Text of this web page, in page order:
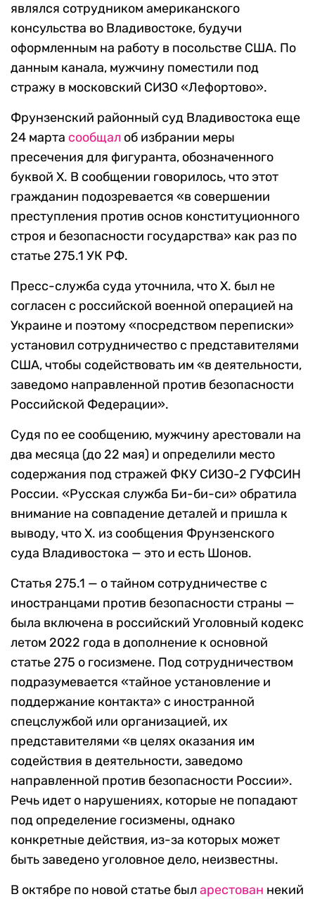
являлся сотрудником американского
консульства во Владивостоке, будучи
оформленным на работу в посольстве США. По
данным канала, мужчину поместили под
стражу в московский СИЗО «Лефортово».
Фрунзенский районный суд Владивостока еще
24 марта сообщал об избрании меры
пресечения для фигуранта, обозначенного
буквой Х. В сообщении говорилось, что этот
гражданин подозревается «в совершении
преступления против основ конституционного
строя и безопасности государства» как раз по
статье 275.1 УК РФ.
Пресс-служба суда уточнила, что Х. был не
согласен с российской военной операцией на
Украине и поэтому «посредством переписки»
установил сотрудничество с представителями
США, чтобы содействовать им «в деятельности,
заведомо направленной против безопасности
Российской Федерации».
Судя по ее сообщению, мужчину арестовали на
два месяца (до 22 мая) и определили место
содержания под стражей ФКУ СИЗО-2 ГУФСИН
России. «Русская служба Би-би-си» обратила
внимание на совпадение деталей и пришла к
выводу, что Х. из сообщения Фрунзенского
суда Владивостока — это и есть Шонов.
Статья 275.1 — о тайном сотрудничестве с
иностранцами против безопасности страны —
была включена в российский Уголовный кодекс
летом 2022 года в дополнение к основной
статье 275 о госизмене. Под сотрудничеством
подразумевается «тайное установление и
поддержание контакта» с иностранной
спецслужбой или организацией, их
представителями «в целях оказания им
содействия в деятельности, заведомо
направленной против безопасности России».
Речь идет о нарушениях, которые не попадают
под определение госизмены, однако
конкретные действия, из-за которых может
быть заведено уголовное дело, неизвестны.
В октябре по новой статье был арестован некий